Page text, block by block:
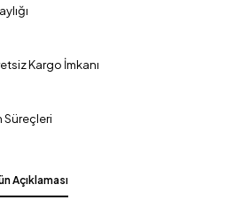
Kargo İmkanı
Süreçleri
Açıklaması